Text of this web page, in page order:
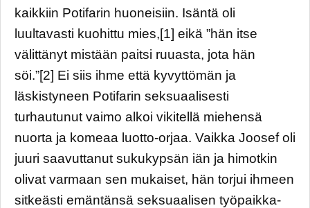
kaikkiin Potifarin huoneisiin. Isäntä oli
luultavasti kuohittu mies,[1] eikä ”hän itse
välittänyt mistään paitsi ruuasta, jota hän
söi.”[2] Ei siis ihme että kyvyttömän ja
läskistyneen Potifarin seksuaalisesti
turhautunut vaimo alkoi vikitellä miehensä
nuorta ja komeaa luotto-orjaa. Vaikka Joosef oli
juuri saavuttanut sukukypsän iän ja himotkin
olivat varmaan sen mukaiset, hän torjui ihmeen
sitkeästi emäntänsä seksuaalisen työpaikka-